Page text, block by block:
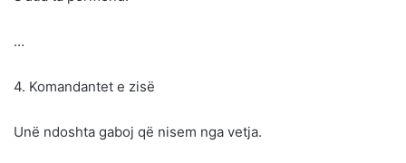
…
4. Komandantet e zisë
Unë ndoshta gaboj që nisem nga vetja.